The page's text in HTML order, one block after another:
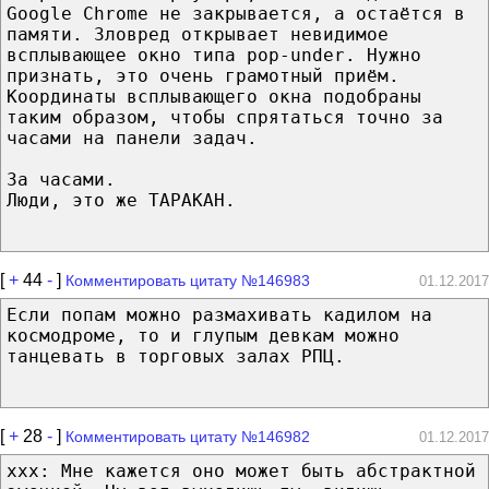
Google Chrome не закрывается, а остаётся в
памяти. Зловред открывает невидимое
всплывающее окно типа pop-under. Нужно
признать, это очень грамотный приём.
Координаты всплывающего окна подобраны
таким образом, чтобы спрятаться точно за
часами на панели задач.
За часами.
Люди, это же ТАРАКАН.
[+ 44 - ] Комментировать цитату №146983 01.12.2017
Если попам можно размахивать кадилом на
космодроме, то и глупым девкам можно
танцевать в торговых залах РПЦ.
[+ 28 - ] Комментировать цитату №146982 01.12.2017
ххх: Мне кажется оно может быть абстрактной